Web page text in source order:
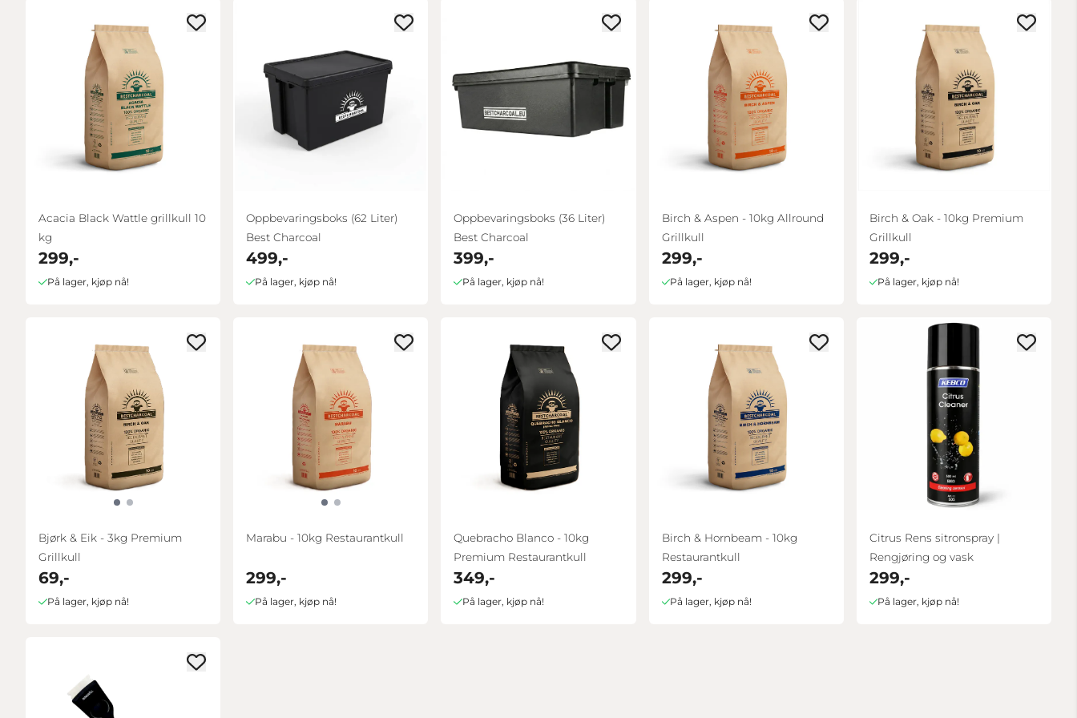
Acacia Black Wattle grillkull 10
kg
299,-
På lager, kjøp nå!
Oppbevaringsboks (62 Liter)
Best Charcoal
499,-
På lager, kjøp nå!
Oppbevaringsboks (36 Liter)
Best Charcoal
399,-
På lager, kjøp nå!
Birch & Aspen - 10kg Allround
Grillkull
299,-
På lager, kjøp nå!
Birch & Oak - 10kg Premium
Grillkull
299,-
På lager, kjøp nå!
Bjørk & Eik - 3kg Premium
Grillkull
69,-
På lager, kjøp nå!
Marabu - 10kg Restaurantkull
299,-
På lager, kjøp nå!
Quebracho Blanco - 10kg
Premium Restaurantkull
349,-
På lager, kjøp nå!
Birch & Hornbeam - 10kg
Restaurantkull
299,-
På lager, kjøp nå!
Citrus Rens sitronspray |
Rengjøring og vask
299,-
På lager, kjøp nå!